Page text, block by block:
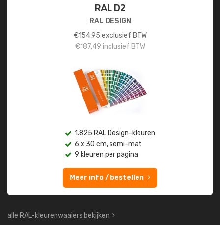
RAL D2
RAL DESIGN
€154,95 exclusief BTW
€187,49 inclusief BTW
1.825 RAL Design-kleuren
6 x 30 cm, semi-mat
9 kleuren per pagina
Meer info / bestellen
alle RAL-kleurenwaaiers bekijken